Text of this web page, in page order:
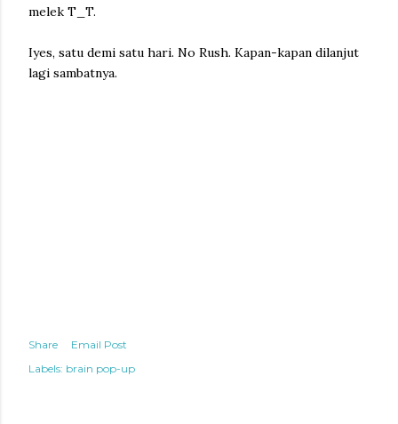
melek T_T.
Iyes, satu demi satu hari. No Rush. Kapan-kapan dilanjut
lagi sambatnya.
Share
Email Post
Labels: brain pop-up